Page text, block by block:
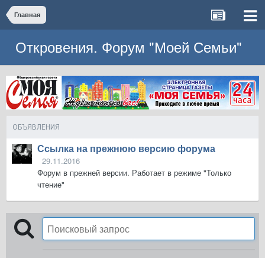
Главная
Откровения. Форум "Моей Семьи"
ОБЪЯВЛЕНИЯ
Ссылка на прежнюю версию форума
29.11.2016
Форум в прежней версии. Работает в режиме "Только
чтение"